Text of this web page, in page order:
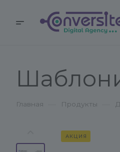
Главная Продукты
АКЦИЯ